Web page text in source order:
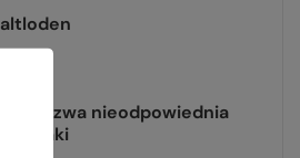
altloden
podeszwa nieodpowiednia
pod raki